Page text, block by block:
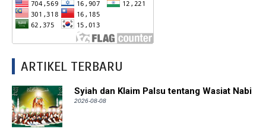
ARTIKEL TERBARU
Syiah dan Klaim Palsu tentang Wasiat Nabi
2026-08-08